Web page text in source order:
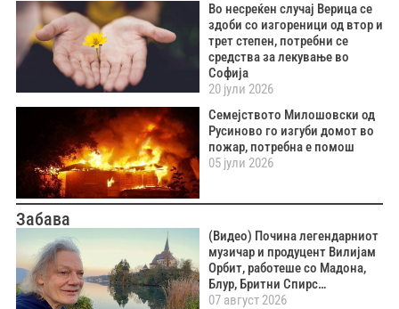
Во несреќен случај Верица се
здоби со изгореници од втор и
трет степен, потребни се
средства за лекување во
Софија
20 јули 2026
Семејството Милошовски од
Русиново го изгуби домот во
пожар, потребна е помош
05 јули 2026
Забава
(Видео) Почина легендарниот
музичар и продуцент Вилијам
Орбит, работеше со Мадона,
Блур, Бритни Спирс…
07 август 2026